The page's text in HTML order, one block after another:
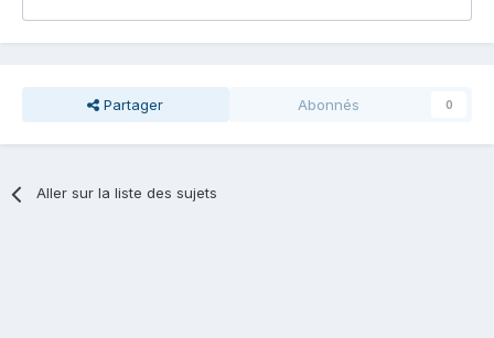
Partager Abonnés 0
Aller sur la liste des sujets